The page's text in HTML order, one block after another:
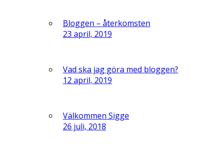
Bloggen – återkomsten
23 april, 2019
Vad ska jag göra med bloggen?
12 april, 2019
Välkommen Sigge
26 juli, 2018